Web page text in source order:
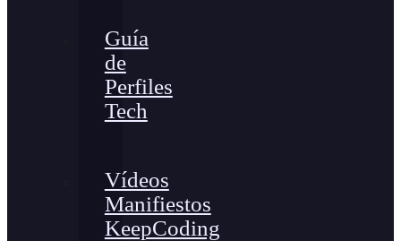
Guía
de
Perfiles
Tech
Vídeos
Manifiestos
KeepCoding